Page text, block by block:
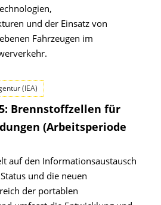
und der Einsatz von
Fahrzeugen im
(IEA)
Brennstoffzellen für
(Arbeitsperiode
auf den Informationsaustausch
und die neuen
der portablen